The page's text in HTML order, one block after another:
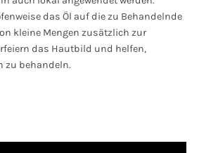
das Öl auf die zu Behandelnde
kleine Mengen zusätzlich zur
das Hautbild und helfen,
zu behandeln.